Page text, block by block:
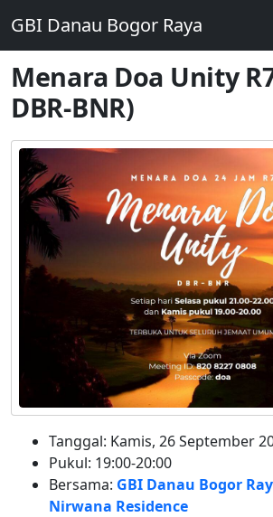
GBI Danau Bogor Raya
Menara Doa Unity
DBR-BNR)
Tanggal: Kamis, 26 September
Pukul: 19:00-20:00
Bersama: GBI Danau Bogor
Nirwana Residence